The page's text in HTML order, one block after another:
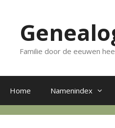
inhoud
Familie door de eeuwen
Home Namenindex